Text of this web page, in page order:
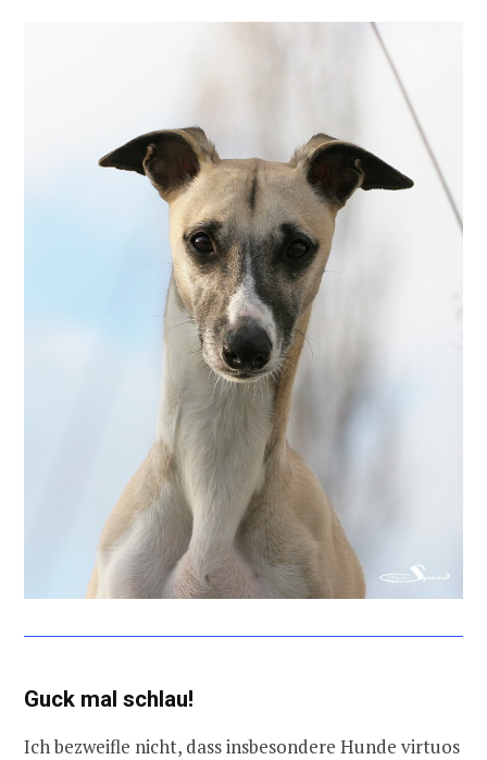
Guck mal schlau!
Ich bezweifle nicht, dass insbesondere Hunde virtuos